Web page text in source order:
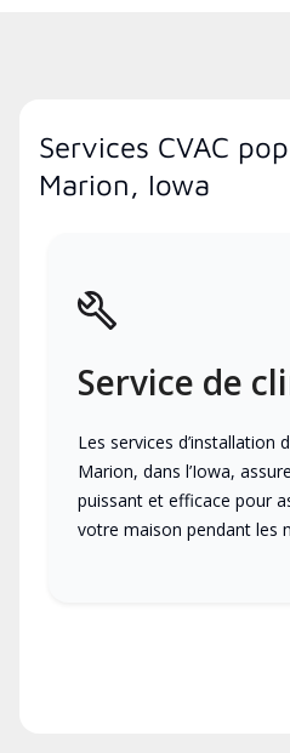
Services CVAC
Marion, Iowa
Service de
Les services d’installation
Marion, dans l’Iowa,
puissant et efficace pour
votre maison pendant les